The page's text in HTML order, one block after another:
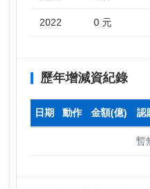
2022 0 元
歷年增減資紀錄
日期 動作 金額(億) 認
暫